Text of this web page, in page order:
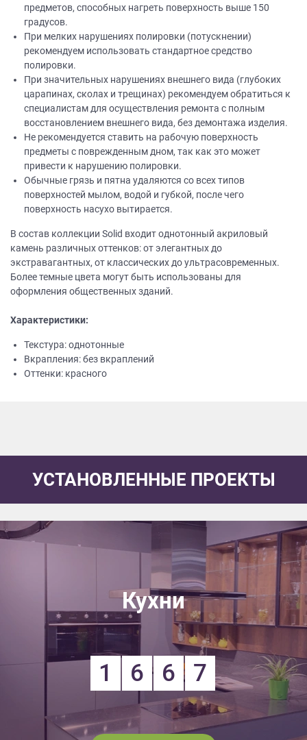
предметов, способных нагреть поверхность выше 150
градусов.
При мелких нарушениях полировки (потускнении)
рекомендуем использовать стандартное средство
полировки.
При значительных нарушениях внешнего вида (глубоких
царапинах, сколах и трещинах) рекомендуем обратиться к
специалистам для осуществления ремонта с полным
восстановлением внешнего вида, без демонтажа изделия.
Не рекомендуется ставить на рабочую поверхность
предметы с поврежденным дном, так как это может
привести к нарушению полировки.
Обычные грязь и пятна удаляются со всех типов
поверхностей мылом, водой и губкой, после чего
поверхность насухо вытирается.
В состав коллекции Solid входит однотонный акриловый
камень различных оттенков: от элегантных до
экстравагантных, от классических до ультрасовременных.
Более темные цвета могут быть использованы для
оформления общественных зданий.
Характеристики:
Текстура: однотонные
Вкрапления: без вкраплений
Оттенки: красного
УСТАНОВЛЕННЫЕ ПРОЕКТЫ
Кухни
1 6 6 7